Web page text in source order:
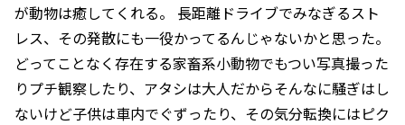
が動物は癒してくれる。 長距離ドライブでみなぎるスト
レス、その発散にも一役かってるんじゃないかと思った。
どってことなく存在する家畜系小動物でもつい写真撮った
りプチ観察したり、アタシは大人だからそんなに騒ぎはし
ないけど子供は車内でぐずったり、その気分転換にはピク